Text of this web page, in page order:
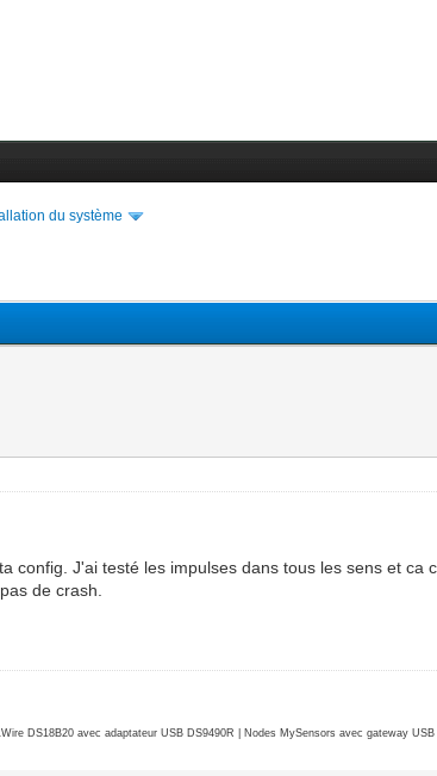
du système
J'ai testé les impulses dans tous les sens et ca
de crash.
DS18B20 avec adaptateur USB DS9490R | Nodes MySensors avec gateway